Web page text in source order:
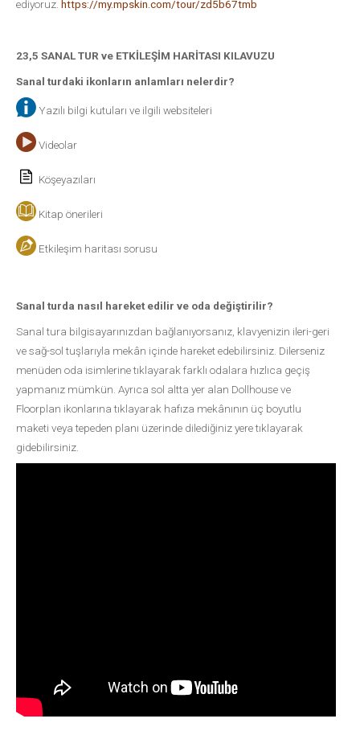
ediyoruz. https://my.mpskin.com/tour/zd5b67tmb
23,5 SANAL TUR ve ETKİLEŞİM HARİTASI KILAVUZU
Sanal turdaki ikonların anlamları nelerdir?
Yazılı bilgi kutuları ve ilgili websiteleri
Videolar
Köşeyazıları
Kitap önerileri
Etkileşim haritası sorusu
Sanal turda nasıl hareket edilir ve oda değiştirilir?
Sanal tura bilgisayarınızdan bağlanıyorsanız, klavyenizin ileri-geri
ve sağ-sol tuşlarıyla mekân içinde hareket edebilirsiniz. Dilerseniz
menüden oda isimlerine tıklayarak farklı odalara hızlıca geçiş
yapmanız mümkün. Ayrıca sol altta yer alan Dollhouse ve
Floorplan ikonlarına tıklayarak hafıza mekânının üç boyutlu
maketi veya tepeden planı üzerinde dilediğiniz yere tıklayarak
gidebilirsiniz.